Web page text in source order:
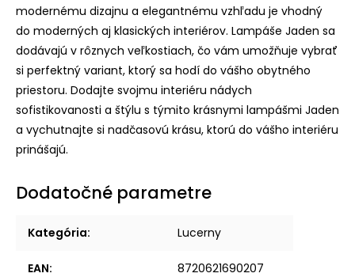
modernému dizajnu a elegantnému vzhľadu je vhodný
do moderných aj klasických interiérov. Lampáše Jaden sa
dodávajú v rôznych veľkostiach, čo vám umožňuje vybrať
si perfektný variant, ktorý sa hodí do vášho obytného
priestoru. Dodajte svojmu interiéru nádych
sofistikovanosti a štýlu s týmito krásnymi lampášmi Jaden
a vychutnajte si nadčasovú krásu, ktorú do vášho interiéru
prinášajú.
Dodatočné parametre
Kategória: Lucerny
EAN: 8720621690207